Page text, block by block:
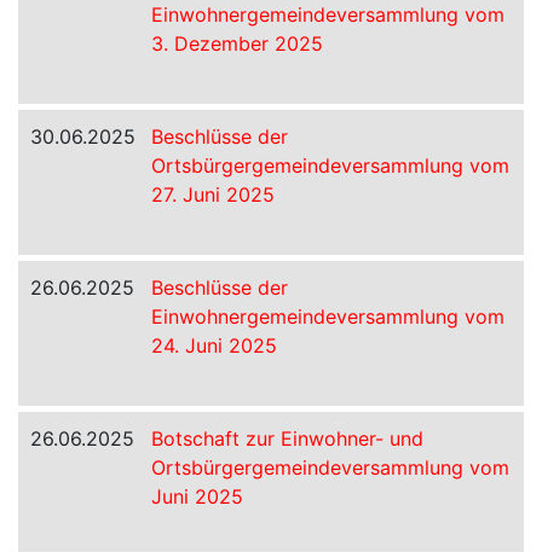
Einwohnergemeindeversammlung vom
3. Dezember 2025
30.06.2025
Beschlüsse der
Ortsbürgergemeindeversammlung vom
27. Juni 2025
26.06.2025
Beschlüsse der
Einwohnergemeindeversammlung vom
24. Juni 2025
26.06.2025
Botschaft zur Einwohner- und
Ortsbürgergemeindeversammlung vom
Juni 2025